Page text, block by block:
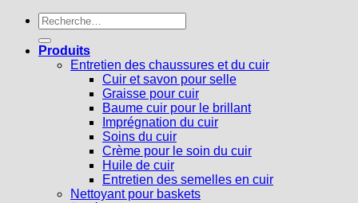
Recherche
pour :
Produits
Entretien des chaussures et du cuir
Cuir et savon pour selle
Graisse pour cuir
Baume cuir pour le brillant
Imprégnation du cuir
Soins du cuir
Crème pour le soin du cuir
Huile de cuir
Entretien des semelles en cuir
Nettoyant pour baskets